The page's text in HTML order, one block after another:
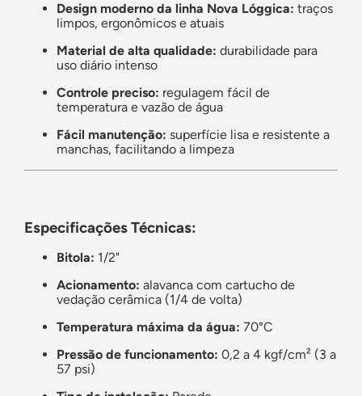
Design moderno da linha Nova Lóggica: traços
limpos, ergonômicos e atuais
Material de alta qualidade: durabilidade para
uso diário intenso
Controle preciso: regulagem fácil de
temperatura e vazão de água
Fácil manutenção: superfície lisa e resistente a
manchas, facilitando a limpeza
Especificações Técnicas:
Bitola: 1/2"
Acionamento: alavanca com cartucho de
vedação cerâmica (1/4 de volta)
Temperatura máxima da água: 70°C
Pressão de funcionamento: 0,2 a 4 kgf/cm² (3 a
57 psi)